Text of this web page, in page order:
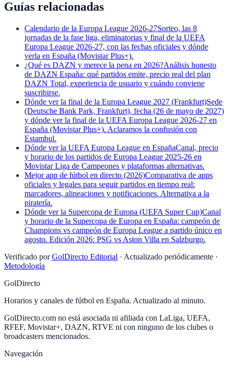
Guías relacionadas
Calendario de la Europa League 2026-27Sorteo, las 8
jornadas de la fase liga, eliminatorias y final de la UEFA
Europa League 2026-27, con las fechas oficiales y dónde
verla en España (Movistar Plus+).
¿Qué es DAZN y merece la pena en 2026?Análisis honesto
de DAZN España: qué partidos emite, precio real del plan
DAZN Total, experiencia de usuario y cuándo conviene
suscribirse.
Dónde ver la final de la Europa League 2027 (Frankfurt)Sede
(Deutsche Bank Park, Frankfurt), fecha (26 de mayo de 2027)
y dónde ver la final de la UEFA Europa League 2026-27 en
España (Movistar Plus+). Aclaramos la confusión con
Estambul.
Dónde ver la UEFA Europa League en EspañaCanal, precio
y horario de los partidos de Europa League 2025-26 en
Movistar Liga de Campeones y plataformas alternativas.
Mejor app de fútbol en directo (2026)Comparativa de apps
oficiales y legales para seguir partidos en tiempo real:
marcadores, alineaciones y notificaciones. Alternativa a la
piratería.
Dónde ver la Supercopa de Europa (UEFA Super Cup)Canal
y horario de la Supercopa de Europa en España: campeón de
Champions vs campeón de Europa League a partido único en
agosto. Edición 2026: PSG vs Aston Villa en Salzburgo.
Verificado por GolDirecto Editorial · Actualizado periódicamente ·
Metodología
GolDirecto
Horarios y canales de fútbol en España. Actualizado al minuto.
GolDirecto.com no está asociada ni afiliada con LaLiga, UEFA,
RFEF, Movistar+, DAZN, RTVE ni con ninguno de los clubes o
broadcasters mencionados.
Navegación